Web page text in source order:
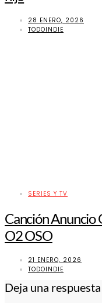
28 ENERO, 2026
TODOINDIE
SERIES Y TV
Canción Anuncio
O2 OSO
21 ENERO, 2026
TODOINDIE
Deja una respuesta